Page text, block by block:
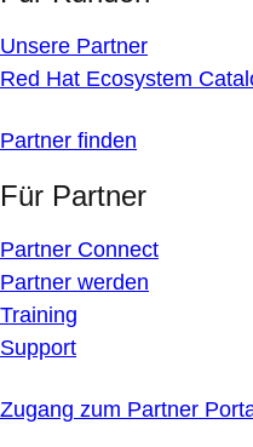
Unsere Partner
Red Hat Ecosystem
Partner finden
Für Partner
Partner Connect
Partner werden
Training
Support
Zugang zum Partner